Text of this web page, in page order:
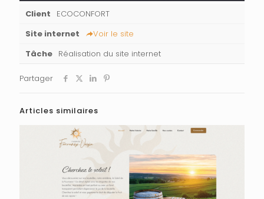
Client
ECOCONFORT
Site internet
Voir le site
Tâche Réalisation du site internet
Partager
Articles similaires